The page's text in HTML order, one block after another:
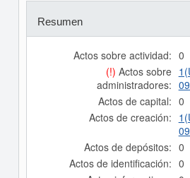
Resumen
Actos sobre actividad: 0
(!) Actos sobre
administradores:
Actos de capital: 0
Actos de creación:
Actos de depósitos: 0
Actos de identificación: 0